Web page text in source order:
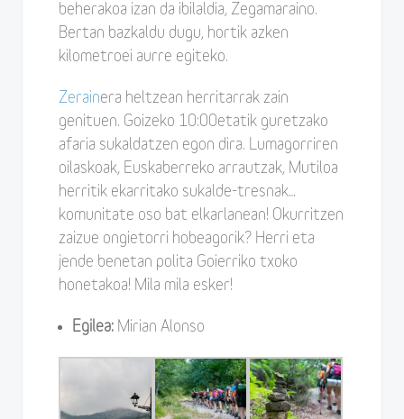
beherakoa izan da ibilaldia, Zegamaraino.
Bertan bazkaldu dugu, hortik azken
kilometroei aurre egiteko.
Zerainera heltzean herritarrak zain
genituen. Goizeko 10:00etatik guretzako
afaria sukaldatzen egon dira. Lumagorriren
oilaskoak, Euskaberreko arrautzak, Mutiloa
herritik ekarritako sukalde-tresnak…
komunitate oso bat elkarlanean! Okurritzen
zaizue ongietorri hobeagorik? Herri eta
jende benetan polita Goierriko txoko
honetakoa! Mila mila esker!
Egilea: Mirian Alonso